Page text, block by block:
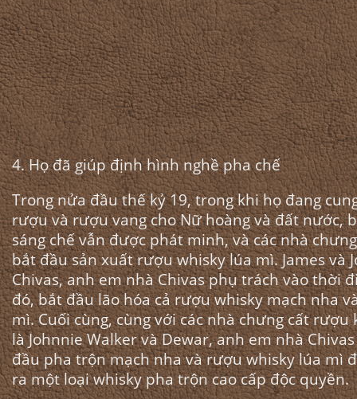
4. Họ đã giúp định hình nghề pha chế
Trong nửa đầu thế kỷ 19, trong khi họ đang
rượu và rượu vang cho Nữ hoàng và đất nước,
sáng chế vẫn được phát minh, và các nhà
bắt đầu sản xuất rượu whisky lúa mì. James và
Chivas, anh em nhà Chivas phụ trách vào thời
đó, bắt đầu lão hóa cả rượu whisky mạch nha
mì. Cuối cùng, cùng với các nhà chưng cất rượu
là Johnnie Walker và Dewar, anh em nhà
đầu pha trộn mạch nha và rượu whisky lúa mì
ra một loại whisky pha trộn cao cấp độc quyền.